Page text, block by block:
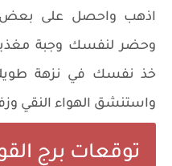
اذهب واحصل على بعض
وحضر لنفسك وجبة
خذ نفسك في نزهة
واستنشق الهواء النقي
توقعات برج